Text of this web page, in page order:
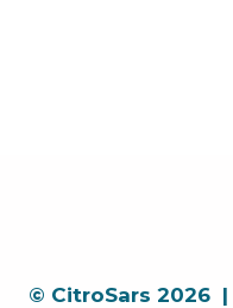
© CitroSars 2026 |